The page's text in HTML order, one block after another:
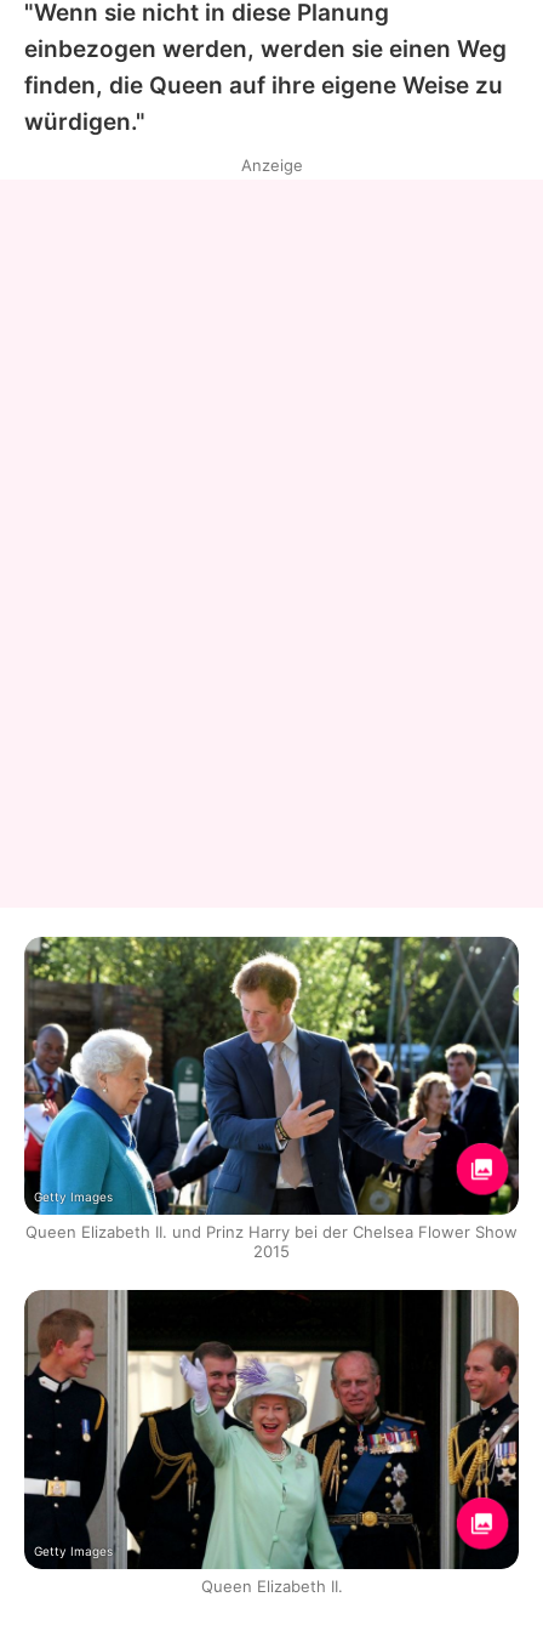
"Wenn sie nicht in diese Planung
einbezogen werden, werden sie einen Weg
finden, die Queen auf ihre eigene Weise zu
würdigen."
Anzeige
Getty Images
Queen Elizabeth II. und Prinz Harry bei der Chelsea Flower Show
2015
Getty Images
Queen Elizabeth II.